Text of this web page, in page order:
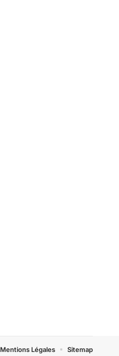
Mentions Légales Sitemap